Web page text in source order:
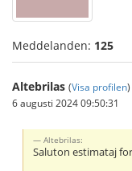
Meddelanden: 125
Altebrilas (Visa profilen)
6 augusti 2024 09:50:31
Altebrilas:
Saluton estimataj